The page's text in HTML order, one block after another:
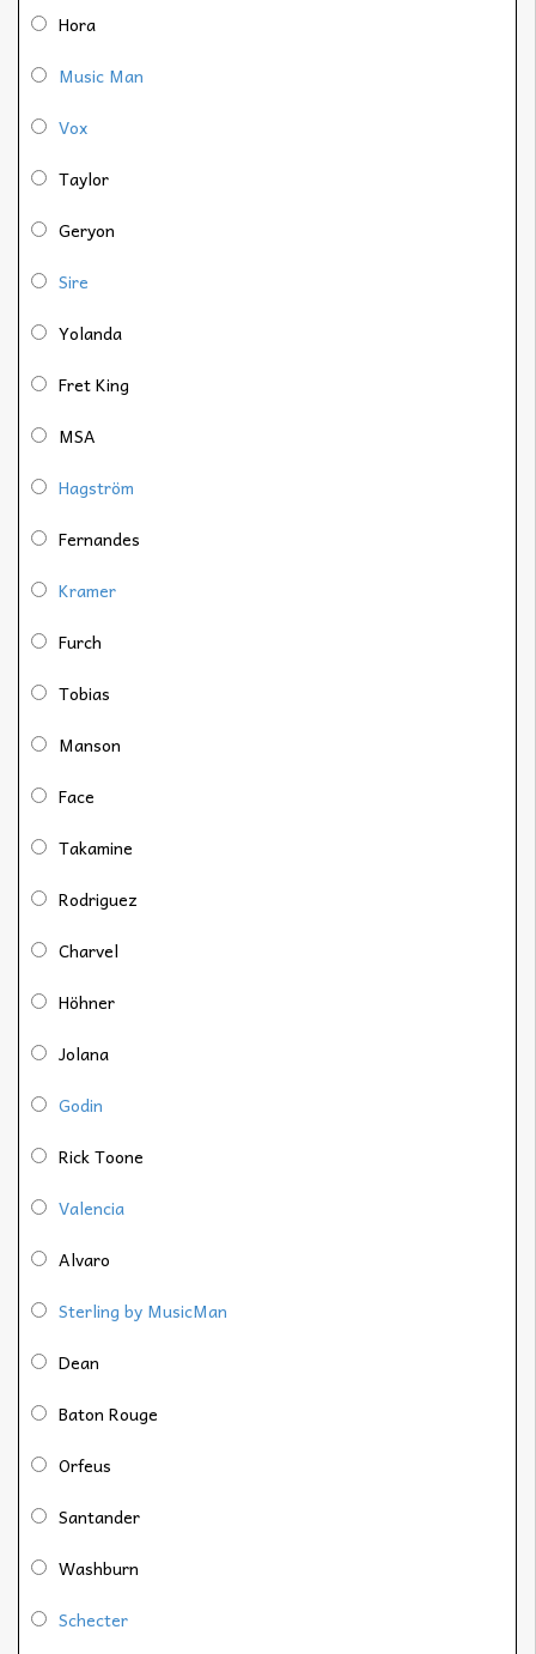
Hora
Music Man
Vox
Taylor
Geryon
Sire
Yolanda
Fret King
MSA
Hagström
Fernandes
Kramer
Furch
Tobias
Manson
Face
Takamine
Rodriguez
Charvel
Höhner
Jolana
Godin
Rick Toone
Valencia
Alvaro
Sterling by MusicMan
Dean
Baton Rouge
Orfeus
Santander
Washburn
Schecter